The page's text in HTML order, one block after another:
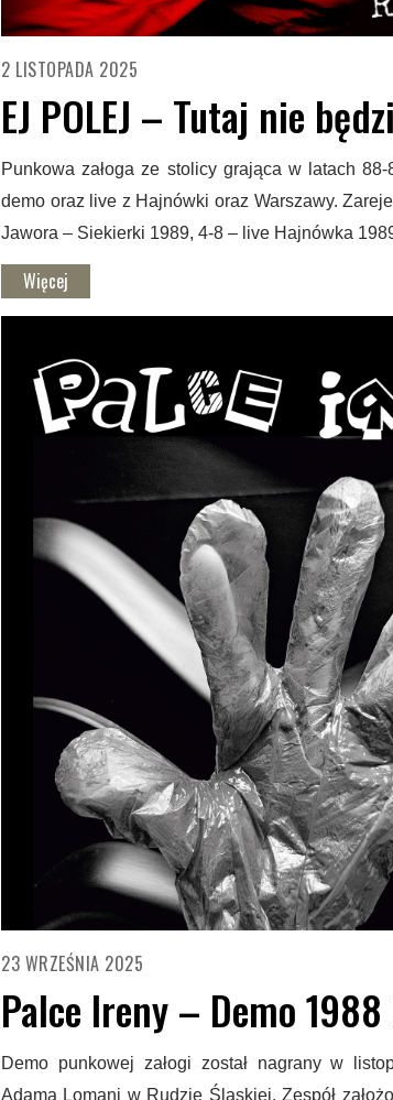
2 LISTOPADA 2025
EJ POLEJ – Tutaj nie
Punkowa załoga ze stolicy grająca w latach
demo oraz live z Hajnówki oraz Warszawy.
Jawora – Siekierki 1989, 4-8 – live Hajnówka
Więcej
23 WRZEŚNIA 2025
Palce Ireny – Demo 1988
Demo punkowej załogi został nagrany w
Adama Lomani w Rudzie Śląskiej. Zespół